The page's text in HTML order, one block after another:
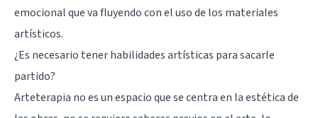
emocional que va fluyendo con el uso de los materiales
artísticos.
¿Es necesario tener habilidades artísticas para sacarle
partido?
Arteterapia no es un espacio que se centra en la estética de